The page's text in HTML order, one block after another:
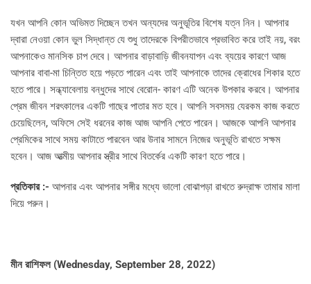
যখন আপনি কোন অভিমত দিচ্ছেন তখন অন্যদের অনুভূতির বিশেষ যত্ন নিন। আপনার
দ্বারা নেওয়া কোন ভুল সিদ্ধান্ত যে শুধু তাদেরকে বিপরীতভাবে প্রভাবিত করে তাই নয়, বরং
আপনাকেও মানসিক চাপ দেবে। আপনার বাড়াবাড়ি জীবনযাপন এবং ব্যয়ের কারণে আজ
আপনার বাবা-মা চিন্তিত হয়ে পড়তে পারেন এবং তাই আপনাকে তাদের ক্রোধের শিকার হতে
হতে পারে। সন্ধ্যাবেলায় বন্ধুদের সাথে বেরোন- কারণ এটি অনেক উপকার করবে। আপনার
প্রেম জীবন শরৎকালের একটি গাছের পাতার মত হবে। আপনি সবসময় যেরকম কাজ করতে
চেয়েছিলেন, অফিসে সেই ধরনের কাজ আজ আপনি পেতে পারেন। আজকে আপনি আপনার
প্রেমিকের সাথে সময় কাটাতে পারবেন আর উনার সামনে নিজের অনুভূতি রাখতে সক্ষম
হবেন। আজ আত্মীয় আপনার স্ত্রীর সাথে বিতর্কের একটি কারণ হতে পারে।
প্রতিকার :- আপনার এবং আপনার সঙ্গীর মধ্যে ভালো বোঝাপড়া রাখতে রুদ্রাক্ষ তামার মালা
দিয়ে পরুন।
মীন রাশিফল (Wednesday, September 28, 2022)